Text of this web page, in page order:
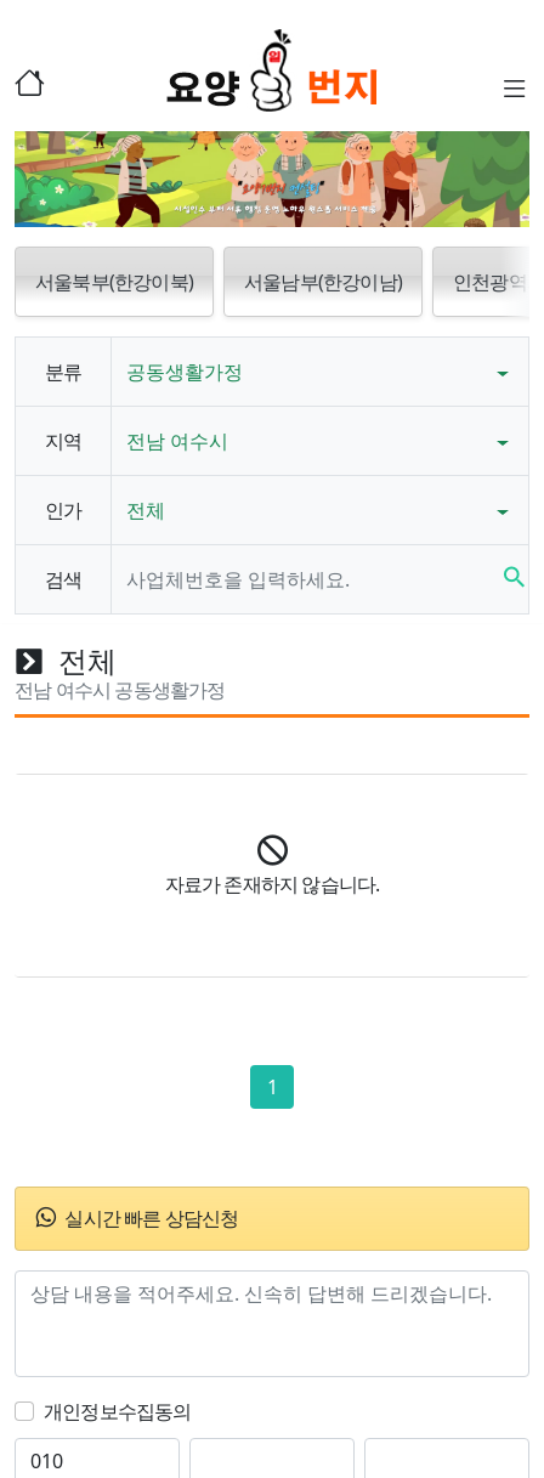
서울북부(한강이북) 서울남부(한강이남) 인천광역시
분류 공동생활가정
지역 전남 여수시
인가 전체
검색 search
실시간 빠른 상담신청
개인정보수집동의
전체
전남 여수시 공동생활가정
자료가 존재하지 않습니다.
1